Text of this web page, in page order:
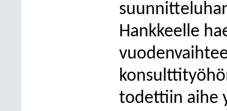
Hankkeelle
todettiin aihe